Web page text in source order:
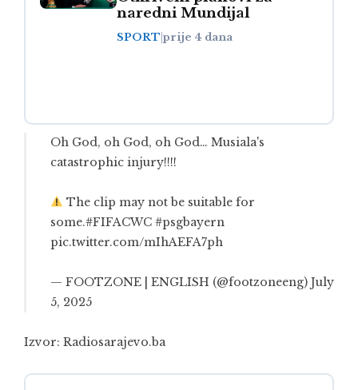
naredni Mundijal
SPORT prije 4 dana
Oh God, oh God, oh God… Musiala's
catastrophic injury!!!!
The clip may not be suitable for
some.#FIFACWC #psgbayern
pic.twitter.com/mIhAEFA7ph
— FOOTZONE | ENGLISH (@footzoneeng) July
5, 2025
Izvor: Radiosarajevo.ba